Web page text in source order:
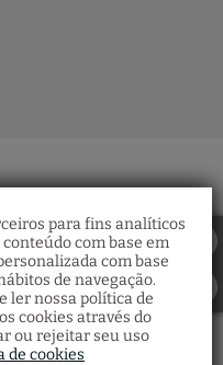
para fins analíticos
com base em
com base
de navegação.
ler nossa política de
cookies através do
ou rejeitar seu uso
de cookies